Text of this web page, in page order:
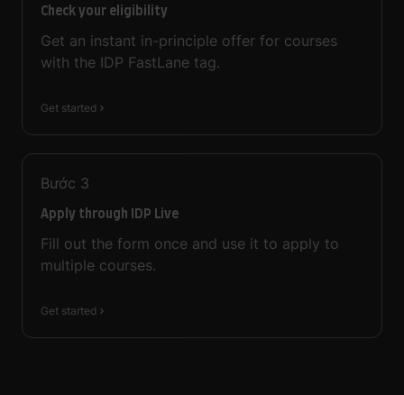
Check your eligibility
Get an instant in-principle offer for courses
with the IDP FastLane tag.
Get started
Bước 3
Apply through IDP Live
Fill out the form once and use it to apply to
multiple courses.
Get started